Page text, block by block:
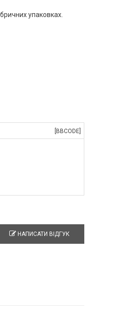
упаковках.
[BBCODE]
НАПИСАТИ ВІДГУК